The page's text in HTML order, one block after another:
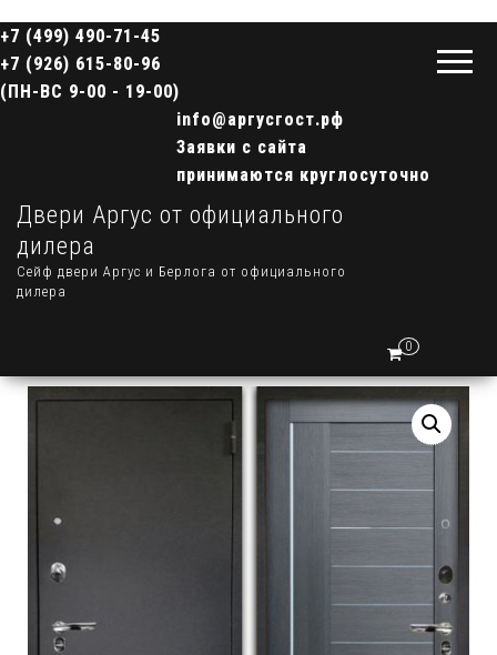
+7 (499) 490-71-45
+7 (926) 615-80-96
(ПН-ВС 9-00 - 19-00)
info@аргусгост.рф
Заявки с сайта
принимаются круглосуточно
Двери Аргус от официального
дилера
Сейф двери Аргус и Берлога от официального
дилера
0